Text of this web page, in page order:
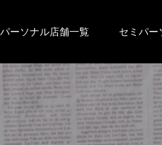
パーソナル店舗一覧 セミパー